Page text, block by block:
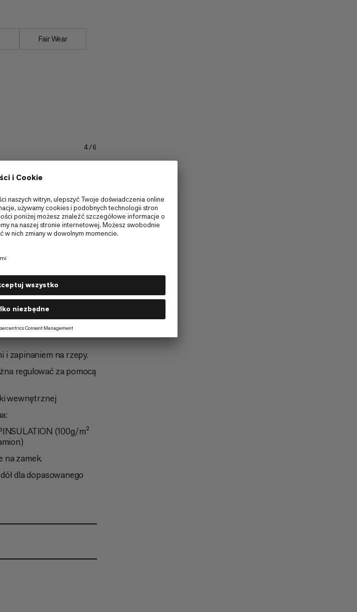
Fair Wear
4/6
i zapinaniem na rzepy.
regulować za pomocą
wewnętrznej
(100g/m²
na zamek.
dla dopasowanego